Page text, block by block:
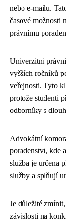
nebo e-mailu.
časové možnosti
právnímu
Univerzitní
vyšších ročníků
veřejnosti. Tyto
protože studenti
odborníky s
Advokátní
poradenství, kde
služba je určena
služby a splňují
Je důležité
závislosti na